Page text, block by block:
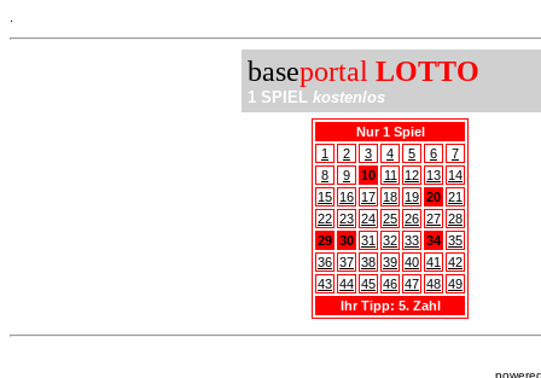
baseportal LOTTO
1 SPIEL kostenlos
Nur 1 Spiel
1
2 3 4 5 6
7
8
9 10 11 12 13 14
15 16 17 18 19 20 21
22 23 24 25 26 27 28
29 30 31 32 33 34 35
36 37 38 39 40 41
42
43 44 45 46 47 48 49
Ihr Tipp: 5. Zahl